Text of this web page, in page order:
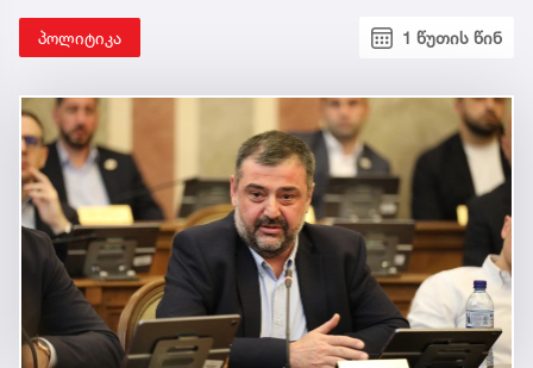
პოლიტიკა 1 წუთის წინ